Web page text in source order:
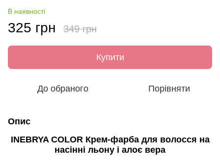
В наявності
325 грн 349 грн
Купити
До обраного Порівняти
Опис
INEBRYA COLOR Крем-фарба для волосся на
насінні льону і алоє вера